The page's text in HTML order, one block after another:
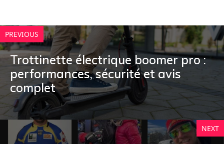
PREVIOUS
Trottinette électrique boomer pro :
performances, sécurité et avis
complet
NEXT